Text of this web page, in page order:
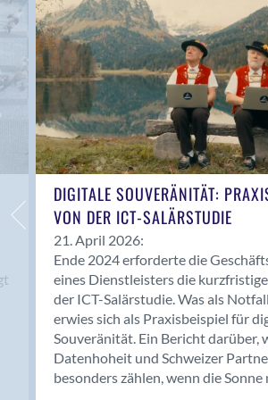
Anwil
Appenzell
Au SG
Baar
Baden
Balsthal
Balzers
Basel
Bassersdorf
Belp
Bendern
Benken (SG)
Bergdietikon
Berlin
Bern
Bern - Liebefeld
DIGITALE SOUVERÄNITÄT:
VON DER ICT-SALÄRSTUDIE
21. April 2026:
Ende 2024 erforderte die
eines Dienstleisters die
der ICT-Salärstudie. Was als
erwies sich als Praxisbeispiel für
Souveränität. Ein Bericht darüber,
Datenhoheit und Schweizer
besonders zählen, wenn die